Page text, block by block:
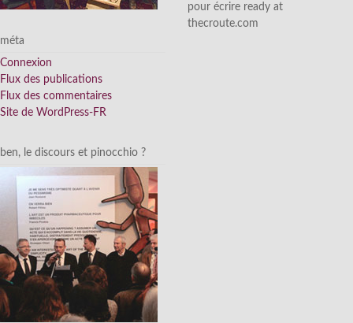
méta
Connexion
Flux des publications
Flux des commentaires
Site de WordPress-FR
ben, le discours et pinocchio ?
pour écrire ready at
thecroute.com